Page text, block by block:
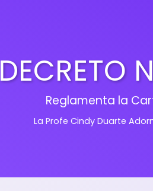
DECRETO
Reglamenta la
La Profe Cindy Duarte